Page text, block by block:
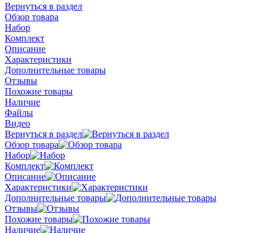
Вернуться в раздел
Обзор товара
Набор
Комплект
Описание
Характеристики
Дополнительные товары
Отзывы
Похожие товары
Наличие
Файлы
Видео
Вернуться в раздел
Обзор товара
Набор
Комплект
Описание
Характеристики
Дополнительные товары
Отзывы
Похожие товары
Наличие